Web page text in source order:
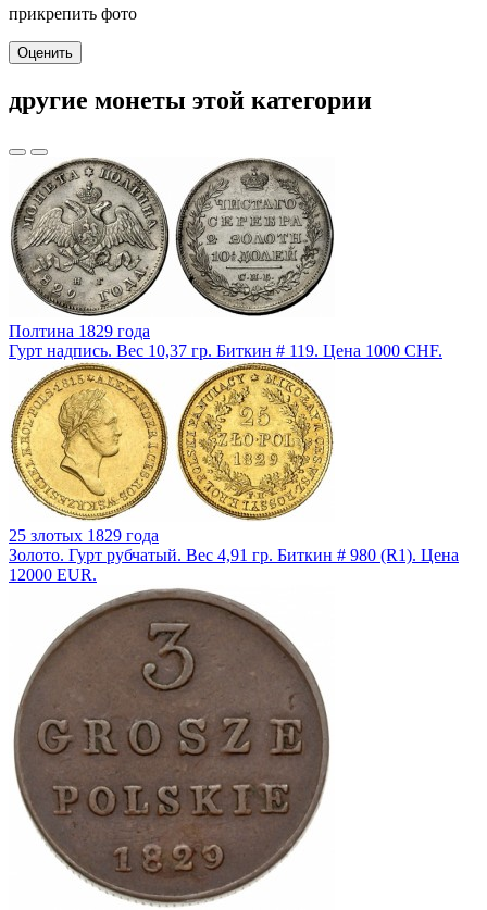
прикрепить фото
Оценить
другие монеты этой категории
Полтина 1829 года
Гурт надпись. Вес 10,37 гр. Биткин # 119. Цена 1000 CHF.
25 злотых 1829 года
Золото. Гурт рубчатый. Вес 4,91 гр. Биткин # 980 (R1). Цена
12000 EUR.